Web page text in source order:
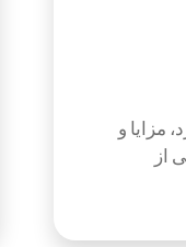
مزایا و
از